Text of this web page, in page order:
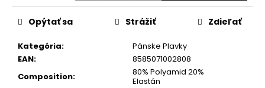
Kategória:
Pánske Plavky
EAN:
8585071002808
Composition:
80% Polyamid 20%
Elastán
Opýtať sa Strážiť Zdieľať